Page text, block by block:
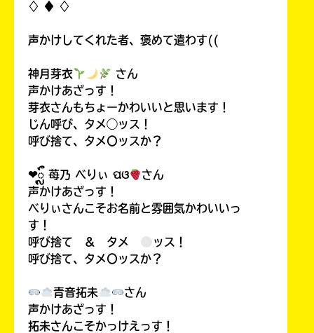
♢ ♦︎ ♢
声かけしてくれた者、褒めて遣わす((
神月芽衣
さん
声かけあざっす！
芽衣さんもちょーかわいいと思います！
じん呼び、タメ◯ッス！
呼び捨て、タメ〇ッスか？
❤︎ᬼ 苺乃 べりぃ ପଓ
さん
声かけあざっす！
べりぃさんこそお名前と雰囲気かわいいっ
す！
呼び捨て ＆ タメ
ッス！
呼び捨て、タメ〇ッスか？
青音拓未
さん
声かけあざっす！
拓未さんこそかっけえっす！
し
ね